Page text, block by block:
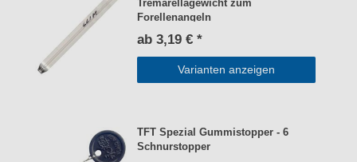
Tremarellagewicht zum
Forellenangeln
ab 3,19 € *
Varianten anzeigen
TFT Spezial Gummistopper - 6
Schnurstopper